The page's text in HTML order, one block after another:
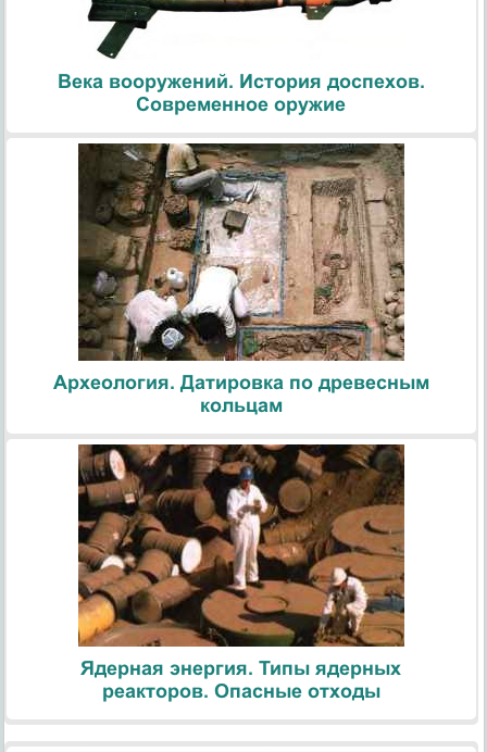
Века вооружений. История доспехов.
Современное оружие
Археология. Датировка по древесным
кольцам
Ядерная энергия. Типы ядерных
реакторов. Опасные отходы